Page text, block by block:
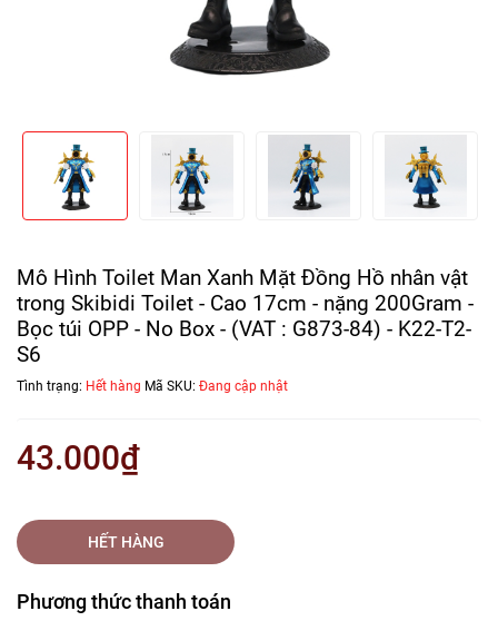
Mô Hình Toilet Man Xanh Mặt Đồng Hồ nhân vật
trong Skibidi Toilet - Cao 17cm - nặng 200Gram -
Bọc túi OPP - No Box - (VAT : G873-84) - K22-T2-
S6
Tình trạng: Hết hàng Mã SKU: Đang cập nhật
43.000₫
HẾT HÀNG
Phương thức thanh toán